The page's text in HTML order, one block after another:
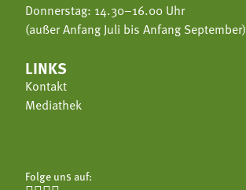
Donnerstag: 14.30–16.00 Uhr
(außer Anfang Juli bis Anfang September)
LINKS
Kontakt
Mediathek
Folge uns auf: